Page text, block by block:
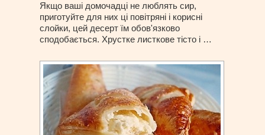
Якщо ваші домочадці не люблять сир,
приготуйте для них ці повітряні і корисні
слойки, цей десерт їм обов'язково
сподобається. Хрустке листкове тісто і …